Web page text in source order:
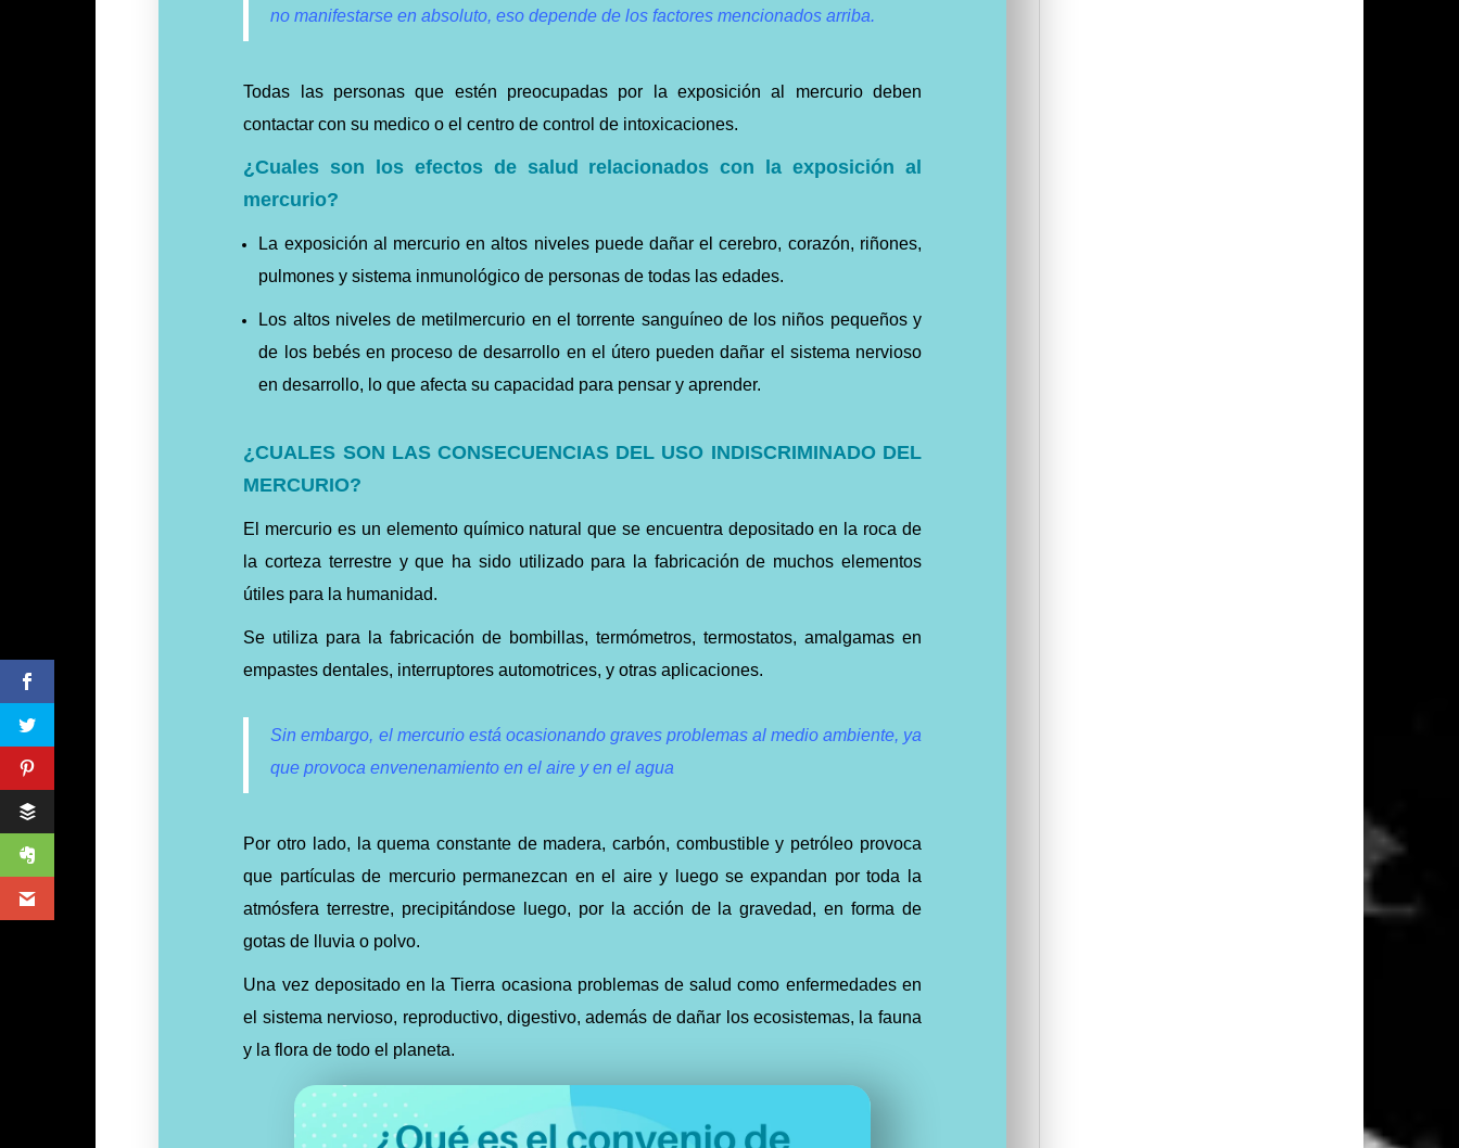
no manifestarse en absoluto, eso depende de los factores mencionados arriba.
Todas las personas que estén preocupadas por la exposición al mercurio deben
contactar con su medico o el centro de control de intoxicaciones.
¿Cuales son los efectos de salud relacionados con la exposición al
mercurio?
La exposición al mercurio en altos niveles puede dañar el cerebro, corazón, riñones,
pulmones y sistema inmunológico de personas de todas las edades.
Los altos niveles de metilmercurio en el torrente sanguíneo de los niños pequeños y
de los bebés en proceso de desarrollo en el útero pueden dañar el sistema nervioso
en desarrollo, lo que afecta su capacidad para pensar y aprender.
¿CUALES SON LAS CONSECUENCIAS DEL USO INDISCRIMINADO DEL
MERCURIO?
El mercurio es un elemento químico natural que se encuentra depositado en la roca de
la corteza terrestre y que ha sido utilizado para la fabricación de muchos elementos
útiles para la humanidad.
Se utiliza para la fabricación de bombillas, termómetros, termostatos, amalgamas en
empastes dentales, interruptores automotrices, y otras aplicaciones.
Sin embargo, el mercurio está ocasionando graves problemas al medio ambiente, ya
que provoca envenenamiento en el aire y en el agua
Por otro lado, la quema constante de madera, carbón, combustible y petróleo provoca
que partículas de mercurio permanezcan en el aire y luego se expandan por toda la
atmósfera terrestre, precipitándose luego, por la acción de la gravedad, en forma de
gotas de lluvia o polvo.
Una vez depositado en la Tierra ocasiona problemas de salud como enfermedades en
el sistema nervioso, reproductivo, digestivo, además de dañar los ecosistemas, la fauna
y la flora de todo el planeta.